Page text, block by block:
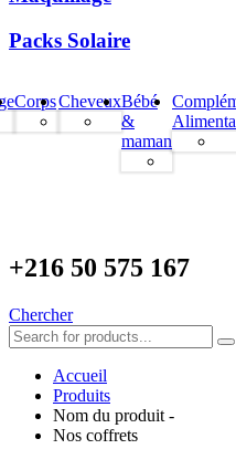
Packs Solaire
CorpsCheveuxBébé
&
maman
+216 50 575 167
Chercher
Accueil
Produits
Nom du produit -
Nos coffrets